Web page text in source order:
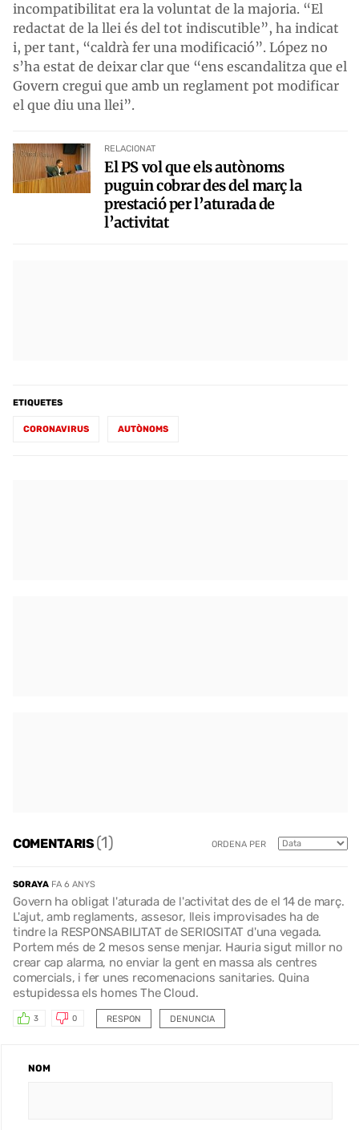
incompatibilitat era la voluntat de la majoria. “El
redactat de la llei és del tot indiscutible”, ha indicat
i, per tant, “caldrà fer una modificació”. López no
s’ha estat de deixar clar que “ens escandalitza que el
Govern cregui que amb un reglament pot modificar
el que diu una llei”.
RELACIONAT
El PS vol que els autònoms
puguin cobrar des del març la
prestació per l’aturada de
l’activitat
ETIQUETES
CORONAVIRUS AUTÒNOMS
COMENTARIS(1) ORDENA PER
SORAYA FA 6 ANYS
Govern ha obligat l'aturada de l'activitat des de el 14 de març.
L'ajut, amb reglaments, assesor, lleis improvisades ha de
tindre la RESPONSABILITAT de SERIOSITAT d'una vegada.
Portem més de 2 mesos sense menjar. Hauria sigut millor no
crear cap alarma, no enviar la gent en massa als centres
comercials, i fer unes recomenacions sanitaries. Quina
estupidessa els homes The Cloud.
RESPON
3 0 DENUNCIA
NOM